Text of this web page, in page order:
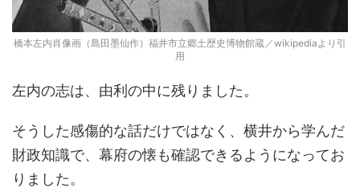
橋本左内肖像画（島田墨仙作）福井市立郷土歴史博物館蔵／wikipediaより引
用
左内の志は、由利の中に残りました。
そうした感傷的な話だけではなく、横井から学んだ
財政知識で、幕府の懐も確認できるようになってお
りました。